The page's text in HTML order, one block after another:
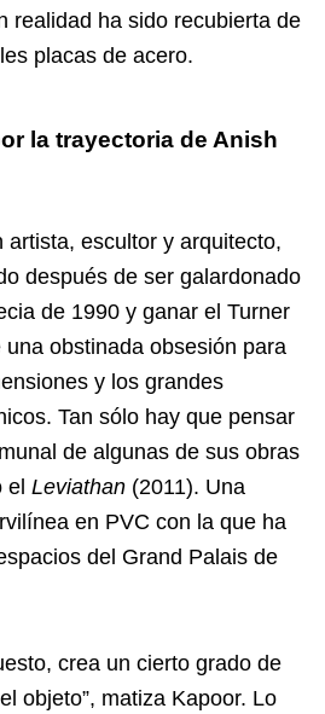
realidad ha sido recubierta de
placas de acero.
la trayectoria de Anish
artista, escultor y arquitecto,
después de ser galardonado
de 1990 y ganar el Turner
obstinada obsesión para
y los grandes
Tan sólo hay que pensar
de algunas de sus obras
el Leviathan (2011). Una
en PVC con la que ha
del Grand Palais de
crea un cierto grado de
objeto”, matiza Kapoor. Lo